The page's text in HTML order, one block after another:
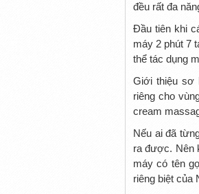
đều rất đa
Đầu tiên khi
máy 2 phút 7
thể tác dụng
Giới thiệu sơ
riêng cho
cream
Nếu ai đã
ra được. Nên
máy có tên
riêng biệt của